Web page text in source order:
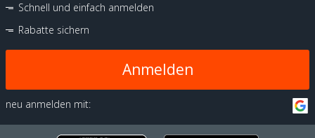
Schnell und einfach anmelden
Rabatte sichern
Anmelden
neu anmelden mit: